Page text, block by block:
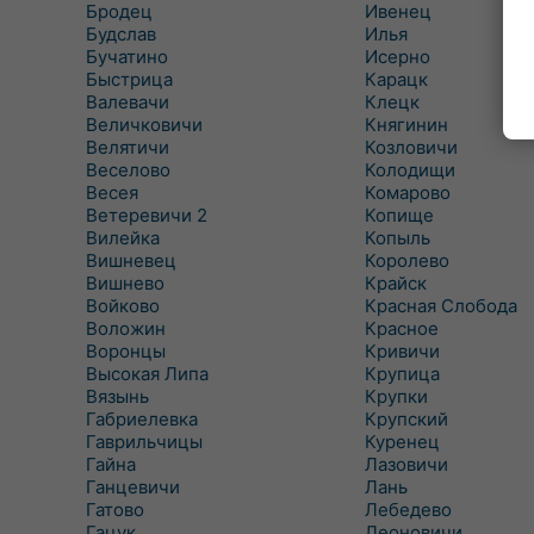
Бродец
Будслав
Бучатино
Быстрица
Валевачи
Величковичи
Велятичи
Веселово
Весея
Ветеревичи 2
Вилейка
Вишневец
Вишнево
Войково
Воложин
Воронцы
Высокая Липа
Вязынь
Габриелевка
Гаврильчицы
Гайна
Ганцевичи
Гатово
Ивенец
Илья
Исерно
Карацк
Клецк
Княгинин
Козловичи
Колодищи
Комарово
Копище
Копыль
Королево
Крайск
Красная Слобода
Красное
Кривичи
Крупица
Крупки
Крупский
Куренец
Лазовичи
Лань
Лебедево